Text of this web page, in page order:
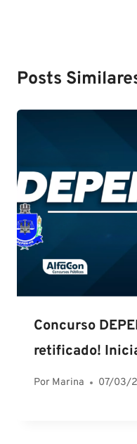
Posts
Concurso
retificado!
Por Marina 07/03/